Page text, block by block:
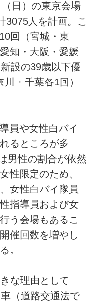
日）の東京会場
3075人を計画。こ
回（宮城・東
知・大阪・愛媛
設の39歳以下優
・千葉各1回）
員や女性白バイ
るところが多
男性の割合が依然
性限定のため、
女性白バイ隊員
指導員および女
う会場もあるこ
催回数を増やし
。
な理由として
（道路交通法で